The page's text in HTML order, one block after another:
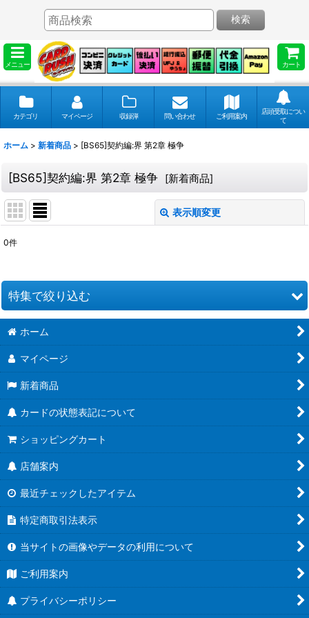
メニュー カート
検索
カテゴリ マイページ 収録弾 問い合わせ ご利用案内
店頭受取につい
て
ホーム > 新着商品 > [BS65]契約編:界 第2章 極争
[BS65]契約編:界 第2章 極争 [新着商品]
表示順変更
並び順 :
0件
特集で絞り込む
[26RBS02] 幻惑の翔風
[26RCB01]コラボブースター 仮面ライダー 運命の戦線
[26RSD07]コラボスターター 仮面ライダー AGENT OF DREAM
[BS76] エターナルブースター 永皇の輝き
[26RBS01] 創世の鼓動
[26RSD01~06] バトスピエントリーデッキ
[BSC51] ディーバブースター メモリアルレコード
[BSC50] アニメブースター RESONATING STARS
[BS74] 契約編:環 第3章 覇極来臨
ホーム
マイページ
新着商品
カードの状態表記について
ショッピングカート
店舗案内
最近チェックしたアイテム
特定商取引法表示
当サイトの画像やデータの利用について
ご利用案内
プライバシーポリシー